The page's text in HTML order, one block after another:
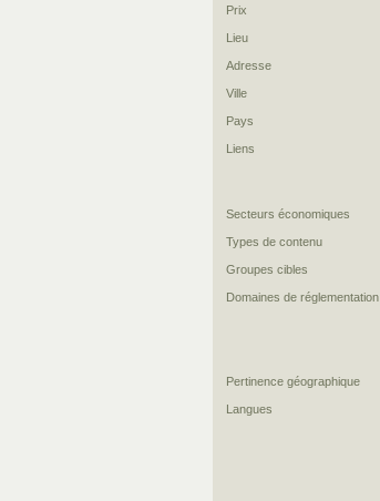
Prix
Lieu
Adresse
Ville
Pays
Liens
Secteurs économiques
Types de contenu
Groupes cibles
Domaines de réglementation
Pertinence géographique
Langues